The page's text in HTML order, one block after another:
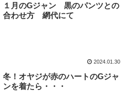
１月のGジャン 黒のパンツとの
合わせ方 網代にて
2024.01.30
冬！オヤジが赤のハートのGジャ
ンを着たら・・・